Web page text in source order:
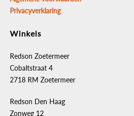
Privacyverklaring
Winkels
Redson Zoetermeer
Cobaltstraat 4
2718 RM Zoetermeer
Redson Den Haag
Zonweg 12